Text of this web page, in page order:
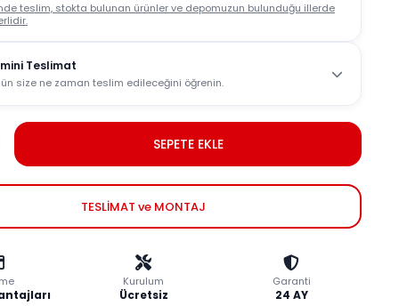
teslim, stokta bulunan ürünler ve depomuzun bulunduğu illerde
Teslimat
size ne zaman teslim edileceğini öğrenin.
SEPETE EKLE
TESLİMAT ve MONTAJ
Kurulum
Ücretsiz
Garanti
24 AY